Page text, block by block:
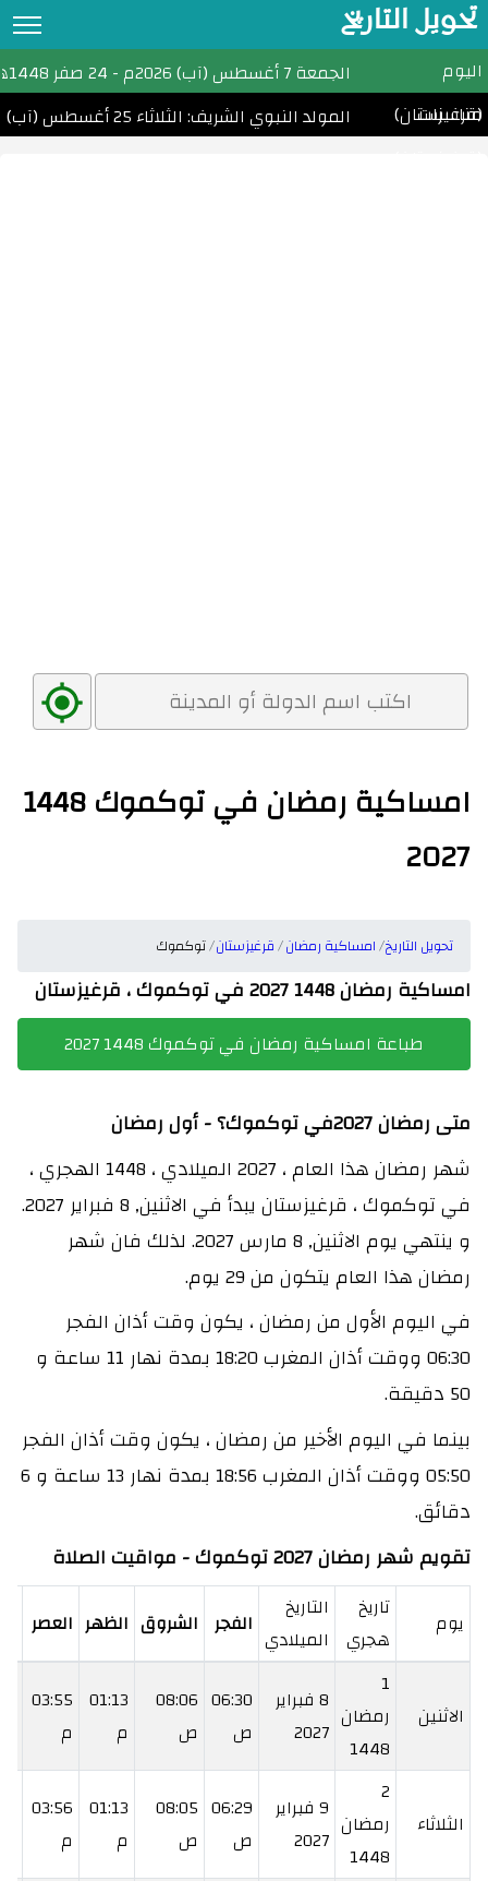
تحويل التاريخ
تحويل التاريخ
التقويم الهجري
اليوم
(قرغيزستان)
الجمعة7 أغسطس (آب) 2026م -24 صفر 1448هـ
مناسبات
المولد النبوي الشريف: الثلاثاء 25 أغسطس (آب) 2026
امساكية رمضان في توكموك 1448
2027
تحويل التاريخ امساكية رمضان قرغيزستان توكموك
امساكية رمضان 1448 2027 في توكموك ، قرغيزستان
طباعة امساكية رمضان في توكموك 1448 2027
متى رمضان 2027في توكموك؟ - أول رمضان
شهر رمضان هذا العام ، 2027 الميلادي ، 1448 الهجري ،
في توكموك ، قرغيزستان يبدأ في الاثنين, 8 فبراير 2027.
و ينتهي يوم الاثنين, 8 مارس 2027. لذلك فان شهر
رمضان هذا العام يتكون من 29 يوم.
في اليوم الأول من رمضان ، يكون وقت أذان الفجر
06:30 ووقت أذان المغرب 18:20 بمدة نهار 11 ساعة و
50 دقيقة.
بينما في اليوم الأخير من رمضان ، يكون وقت أذان الفجر
05:50 ووقت أذان المغرب 18:56 بمدة نهار 13 ساعة و 6
دقائق.
تقويم شهر رمضان 2027 توكموك - مواقيت الصلاة
يوم
تاريخ
هجري
التاريخ
الميلادي الفجر الشروق الظهر العصر
الاثنين
1
رمضان
1448
8 فبراير
2027
06:30
ص
08:06
ص
01:13
م
03:55
م
الثلاثاء
2
رمضان
1448
9 فبراير
2027
06:29
ص
08:05
ص
01:13
م
03:56
م